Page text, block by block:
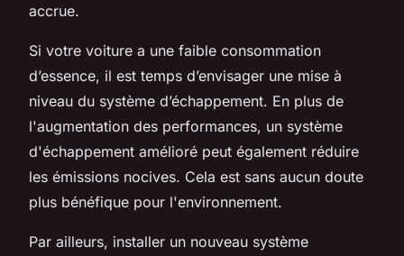
accrue.
Si votre voiture a une faible consommation
d’essence, il est temps d’envisager une mise à
niveau du système d’échappement. En plus de
l'augmentation des performances, un système
d'échappement amélioré peut également réduire
les émissions nocives. Cela est sans aucun doute
plus bénéfique pour l'environnement.
Par ailleurs, installer un nouveau système